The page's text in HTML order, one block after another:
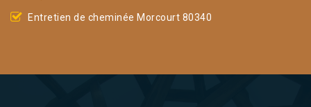
Entretien de cheminée Morcourt 80340